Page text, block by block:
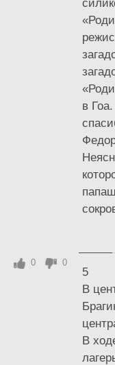
в
5
В
В
0 0